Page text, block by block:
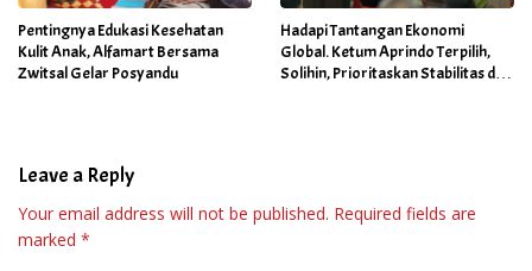
Pentingnya Edukasi Kesehatan
Kulit Anak, Alfamart Bersama
Zwitsal Gelar Posyandu
Hadapi Tantangan Ekonomi
Global. Ketum Aprindo Terpilih,
Solihin, Prioritaskan Stabilitas dan
Leave a Reply
Your email address will not be published. Required fields are
marked *